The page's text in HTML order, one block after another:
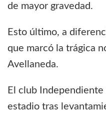
de mayor gravedad.
Esto último, a
que marcó la trágica
Avellaneda.
El club
estadio tras